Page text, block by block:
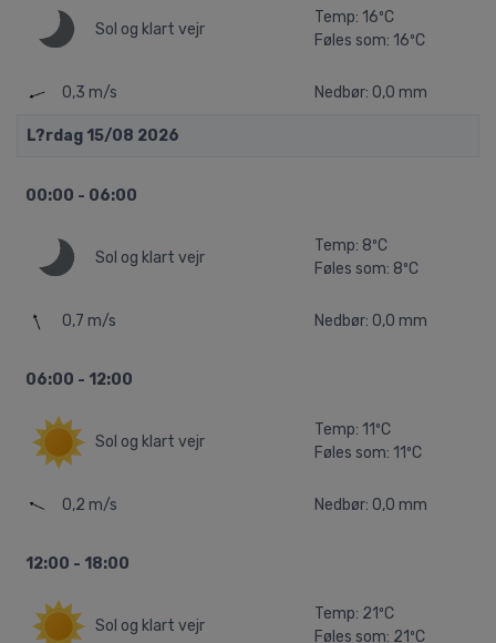
Sol og klart vejr
Temp: 16ºC
Føles som: 16ºC
0,3 m/s Nedbør: 0,0 mm
L?rdag 15/08 2026
00:00 - 06:00
Sol og klart vejr
Temp: 8ºC
Føles som: 8ºC
0,7 m/s Nedbør: 0,0 mm
06:00 - 12:00
Sol og klart vejr
Temp: 11ºC
Føles som: 11ºC
0,2 m/s Nedbør: 0,0 mm
12:00 - 18:00
Sol og klart vejr
Temp: 21ºC
Føles som: 21ºC